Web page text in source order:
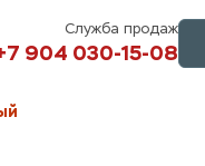
Служба продаж
904 030-15-08